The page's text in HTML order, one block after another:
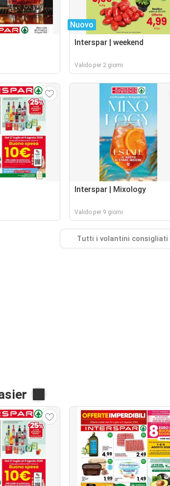
Nuovo
Interspar | weekend
Valido per 2 giorni
Interspar | Mixology
Valido per 9 giorni
Tutti i volantini consigliati